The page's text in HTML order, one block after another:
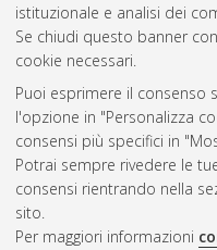
istituzionale e analisi dei
Se chiudi questo banner
cookie necessari.
Puoi esprimere il consenso
l'opzione in "Personalizza
consensi più specifici in
Potrai sempre rivedere le
consensi rientrando nella
sito.
Per maggiori informazioni
Atom
Rss 1.0
Rss 2.0
ISSN: 2038-7946